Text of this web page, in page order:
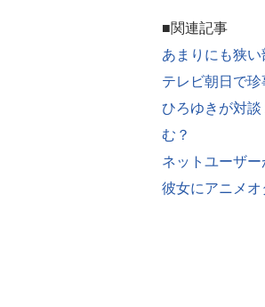
■関連記事
あまりにも狭い
テレビ朝日で
ひろゆきが対
む？
ネットユーザ
彼女にアニメ